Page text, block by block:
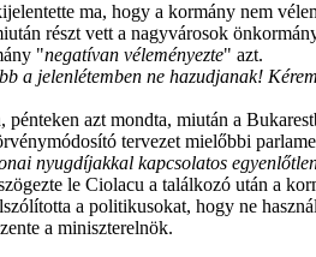
ma, hogy a kormány nem
részt vett a nagyvárosok
"negatívan véleményezte" azt.
a jelenlétemben ne hazudjanak!
azt mondta, miután a
tervezet mielőbbi
nyugdíjakkal kapcsolatos
le Ciolacu a találkozó után a
a politikusokat, hogy ne
a miniszterelnök.